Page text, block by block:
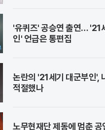
'유퀴즈' 공승연 출연… '21
인' 언급은 통편집
논란의 '21세기 대군부인',
적절했나
노무현재단 제동에 멈춘 공